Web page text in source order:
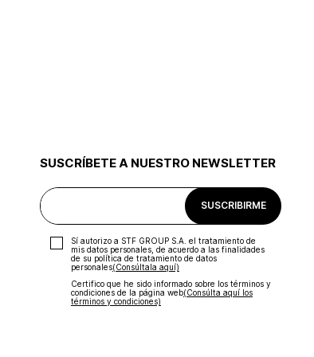
SUSCRÍBETE A NUESTRO NEWSLETTER
SUSCRIBIRME
Sí autorizo a STF GROUP S.A. el tratamiento de
mis datos personales, de acuerdo a las finalidades
de su política de tratamiento de datos
personales‎(Consúltala aquí)
Certifico que he sido informado sobre los términos y
condiciones de la página web‎(Consúlta aquí los
términos y condiciones)